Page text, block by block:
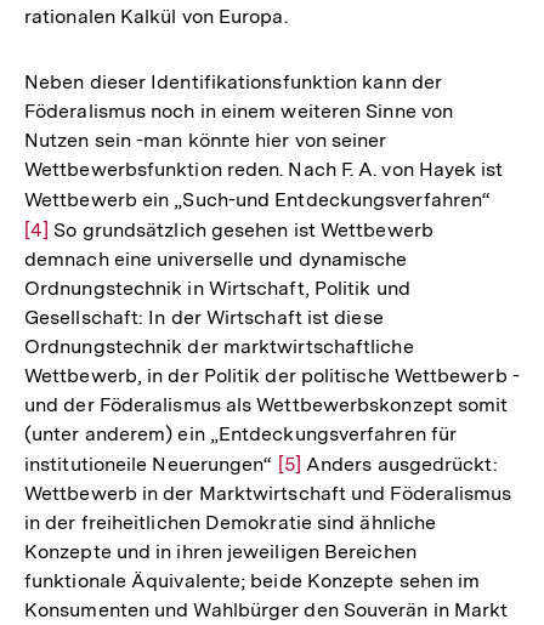
rationalen Kalkül von Europa.
Neben dieser Identifikationsfunktion kann der
Föderalismus noch in einem weiteren Sinne von
Nutzen sein -man könnte hier von seiner
Wettbewerbsfunktion reden. Nach F. A. von Hayek ist
Wettbewerb ein „Such-und Entdeckungsverfahren“
[4] So grundsätzlich gesehen ist Wettbewerb
demnach eine universelle und dynamische
Ordnungstechnik in Wirtschaft, Politik und
Gesellschaft: In der Wirtschaft ist diese
Ordnungstechnik der marktwirtschaftliche
Wettbewerb, in der Politik der politische Wettbewerb -
und der Föderalismus als Wettbewerbskonzept somit
(unter anderem) ein „Entdeckungsverfahren für
institutioneile Neuerungen“ Zur
Auflösung
der
Fußnote
[5] Anders ausgedrückt:
Wettbewerb in der Marktwirtschaft und Föderalismus
in der freiheitlichen Demokratie sind ähnliche
Konzepte und in ihren jeweiligen Bereichen
funktionale Äquivalente; beide Konzepte sehen im
Konsumenten und Wahlbürger den Souverän in Markt